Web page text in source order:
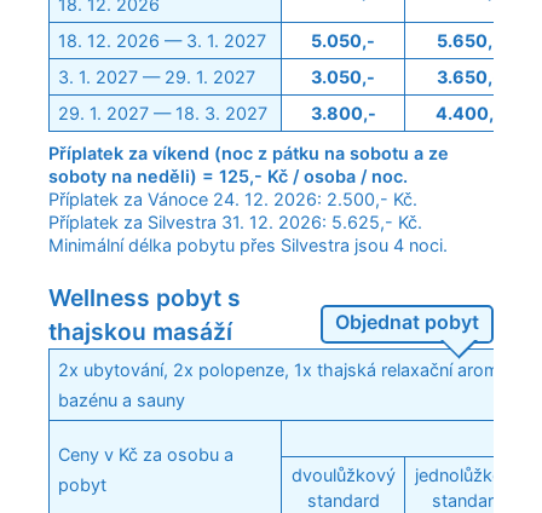
18. 12. 2026
18. 12. 2026 — 3. 1. 2027 5.050,-
5.650,-
3. 1. 2027 — 29. 1. 2027
3.050,-
3.650,-
29. 1. 2027 — 18. 3. 2027
3.800,-
4.400,-
Příplatek za víkend (noc z pátku na sobotu a ze
soboty na neděli) = 125,- Kč / osoba / noc.
Příplatek za Vánoce 24. 12. 2026: 2.500,- Kč.
Příplatek za Silvestra 31. 12. 2026: 5.625,- Kč.
Minimální délka pobytu přes Silvestra jsou 4 noci.
Wellness pobyt s
thajskou masáží
Objednat pobyt
2x ubytování, 2x polopenze, 1x thajská relaxační aroma
bazénu a sauny
Ceny v Kč za osobu a
pobyt
dvoulůžkový
standard
jednolůžkový
standard